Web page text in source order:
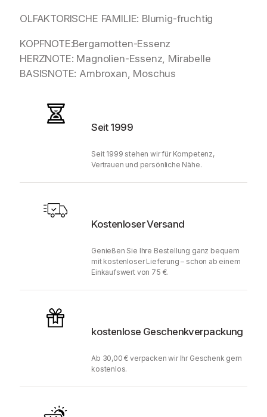
OLFAKTORISCHE FAMILIE: Blumig-fruchtig
KOPFNOTE:Bergamotten-Essenz
HERZNOTE: Magnolien-Essenz, Mirabelle
BASISNOTE: Ambroxan, Moschus
Seit 1999
Seit 1999 stehen wir für Kompetenz,
Vertrauen und persönliche Nähe.
Kostenloser Versand
Genießen Sie Ihre Bestellung ganz bequem
mit kostenloser Lieferung – schon ab einem
Einkaufswert von 75 €.
kostenlose Geschenkverpackung
Ab 30,00 € verpacken wir Ihr Geschenk gern
kostenlos.